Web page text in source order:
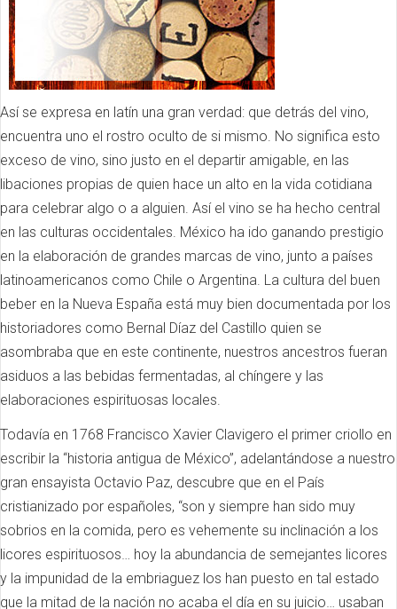
Así se expresa en latín una gran verdad: que detrás del vino,
encuentra uno el rostro oculto de si mismo. No significa esto
exceso de vino, sino justo en el departir amigable, en las
libaciones propias de quien hace un alto en la vida cotidiana
para celebrar algo o a alguien. Así el vino se ha hecho central
en las culturas occidentales. México ha ido ganando prestigio
en la elaboración de grandes marcas de vino, junto a países
latinoamericanos como Chile o Argentina. La cultura del buen
beber en la Nueva España está muy bien documentada por los
historiadores como Bernal Díaz del Castillo quien se
asombraba que en este continente, nuestros ancestros fueran
asiduos a las bebidas fermentadas, al chíngere y las
elaboraciones espirituosas locales.
Todavía en 1768 Francisco Xavier Clavigero el primer criollo en
escribir la “historia antigua de México”, adelantándose a nuestro
gran ensayista Octavio Paz, descubre que en el País
cristianizado por españoles, “son y siempre han sido muy
sobrios en la comida, pero es vehemente su inclinación a los
licores espirituosos… hoy la abundancia de semejantes licores
y la impunidad de la embriaguez los han puesto en tal estado
que la mitad de la nación no acaba el día en su juicio… usaban